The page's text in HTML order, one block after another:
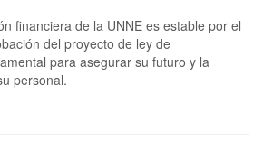
financiera de la UNNE es estable por el
del proyecto de ley de
para asegurar su futuro y la
personal.